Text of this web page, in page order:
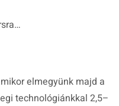
elmegyünk majd a
technológiánkkal 2,5–